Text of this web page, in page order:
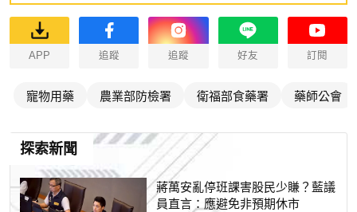
APP 追蹤 追蹤 好友 訂閱
寵物用藥 農業部防檢署 衛福部食藥署 藥師公會
探索新聞
蔣萬安亂停班課害股民少賺？藍議
員直言：應避免非預期休市